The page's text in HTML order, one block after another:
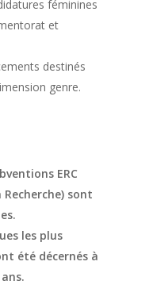
féminines
et
destinés
genre.
ERC
Recherche) sont
les plus
été décernés à